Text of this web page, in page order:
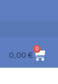
0,00€
0